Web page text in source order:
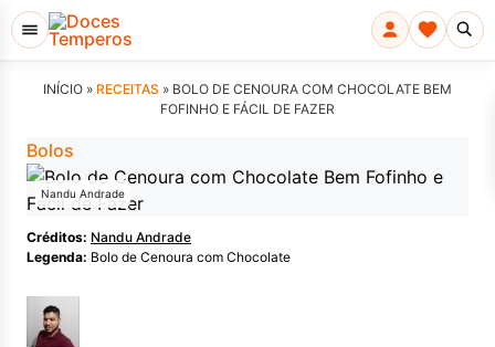
INÍCIO » RECEITAS » BOLO DE CENOURA COM CHOCOLATE BEM
FOFINHO E FÁCIL DE FAZER
Bolos
Nandu Andrade
Créditos: Nandu Andrade
Legenda: Bolo de Cenoura com Chocolate